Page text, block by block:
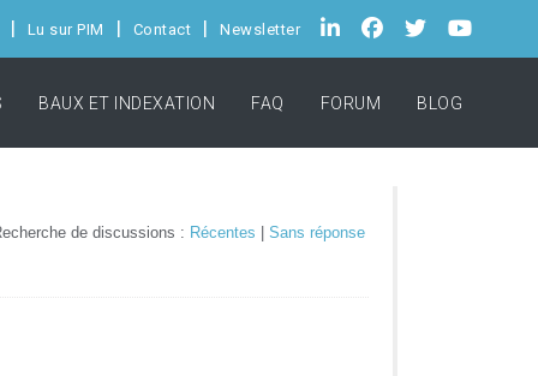
Lu sur PIM Contact Newsletter
BAUX ET INDEXATION FAQ FORUM BLOG
de discussions : Récentes Sans réponse